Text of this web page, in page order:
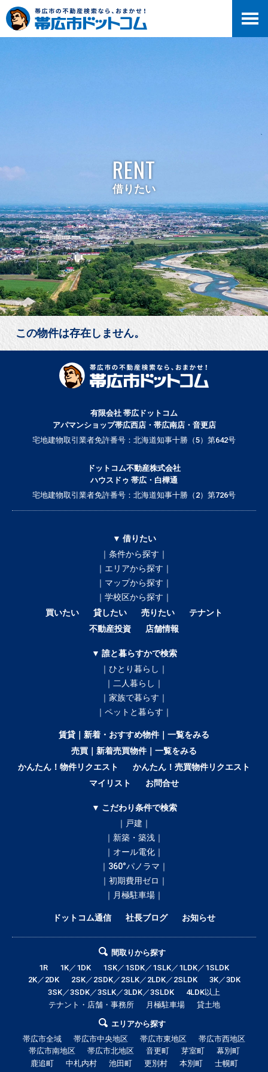
RENT
借りたい
この物件は存在しません。
有限会社 帯広ドットコム
アパマンショップ帯広西店・帯広南店・音更店
宅地建物取引業者免許番号：北海道知事十勝（5）第642号
ドットコム不動産株式会社
ハウスドゥ 帯広・白樺通
宅地建物取引業者免許番号：北海道知事十勝（2）第726号
▼ 借りたい
｜条件から探す｜
｜エリアから探す｜
｜マップから探す｜
｜学校区から探す｜
買いたい
貸したい 売りたい
テナント
不動産投資
店舗情報
▼ 誰と暮らすかで検索
｜ひとり暮らし｜
｜二人暮らし｜
｜家族で暮らす｜
｜ペットと暮らす｜
賃貸｜新着・おすすめ物件｜一覧をみる
売買｜新着売買物件｜一覧をみる
かんたん！物件リクエスト
かんたん！売買物件リクエスト
マイリスト
お問合せ
▼ こだわり条件で検索
｜戸建｜
｜新築・築浅｜
｜オール電化｜
｜360°パノラマ｜
｜初期費用ゼロ｜
｜月極駐車場｜
ドットコム通信 社長ブログ お知らせ
間取りから探す
1R
1K／1DK
1SK／1SDK／1SLK／1LDK／1SLDK
2K／2DK
2SK／2SDK／2SLK／2LDK／2SLDK
3K／3DK
3SK／3SDK／3SLK／3LDK／3SLDK
4LDK以上
テナント・店舗・事務所
月極駐車場 貸土地
エリアから探す
帯広市全域
帯広市中央地区 帯広市東地区
帯広市西地区
帯広市南地区
帯広市北地区 音更町 芽室町
幕別町
鹿追町
中札内村 池田町 更別村 本別町
士幌町